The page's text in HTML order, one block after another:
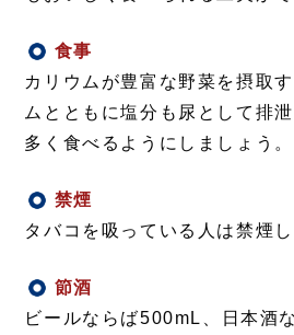
注目情報
食事
カリウムが豊富な野菜を摂取
ムとともに塩分も尿として排
多く食べるようにしましょう。
注目情報
禁煙
タバコを吸っている人は禁煙し
注目情報
節酒
ビールならば500mL、日本酒